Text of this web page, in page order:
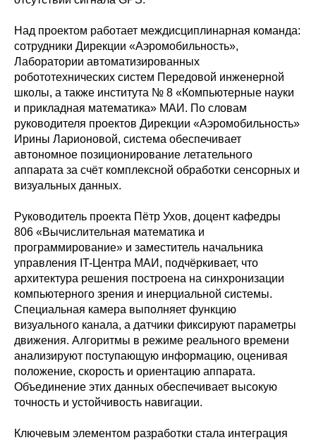
Над проектом работает междисциплинарная команда:
сотрудники Дирекции «Аэромобильность»,
Лаборатории автоматизированных
робототехнических систем Передовой инженерной
школы, а также института № 8 «Компьютерные науки
и прикладная математика» МАИ. По словам
руководителя проектов Дирекции «Аэромобильность»
Ирины Ларионовой, система обеспечивает
автономное позиционирование летательного
аппарата за счёт комплексной обработки сенсорных и
визуальных данных.
Руководитель проекта Пётр Ухов, доцент кафедры
806 «Вычислительная математика и
программирование» и заместитель начальника
управления IT-Центра МАИ, подчёркивает, что
архитектура решения построена на синхронизации
компьютерного зрения и инерциальной системы.
Специальная камера выполняет функцию
визуального канала, а датчики фиксируют параметры
движения. Алгоритмы в режиме реального времени
анализируют поступающую информацию, оценивая
положение, скорость и ориентацию аппарата.
Объединение этих данных обеспечивает высокую
точность и устойчивость навигации.
Ключевым элементом разработки стала интеграция